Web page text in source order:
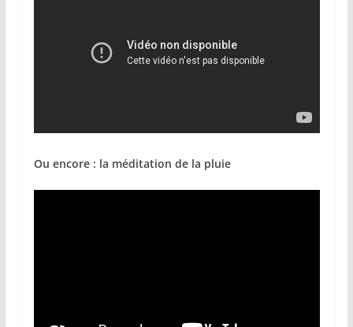
Ou encore : la méditation de la pluie